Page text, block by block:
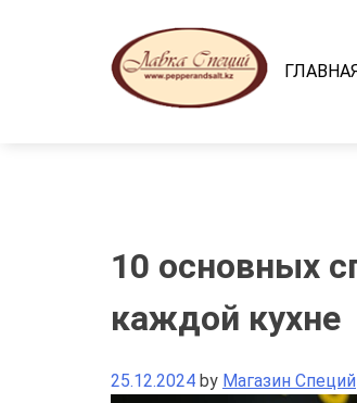
10 основных
каждой кухне
25.12.2024 by Магазин Специй